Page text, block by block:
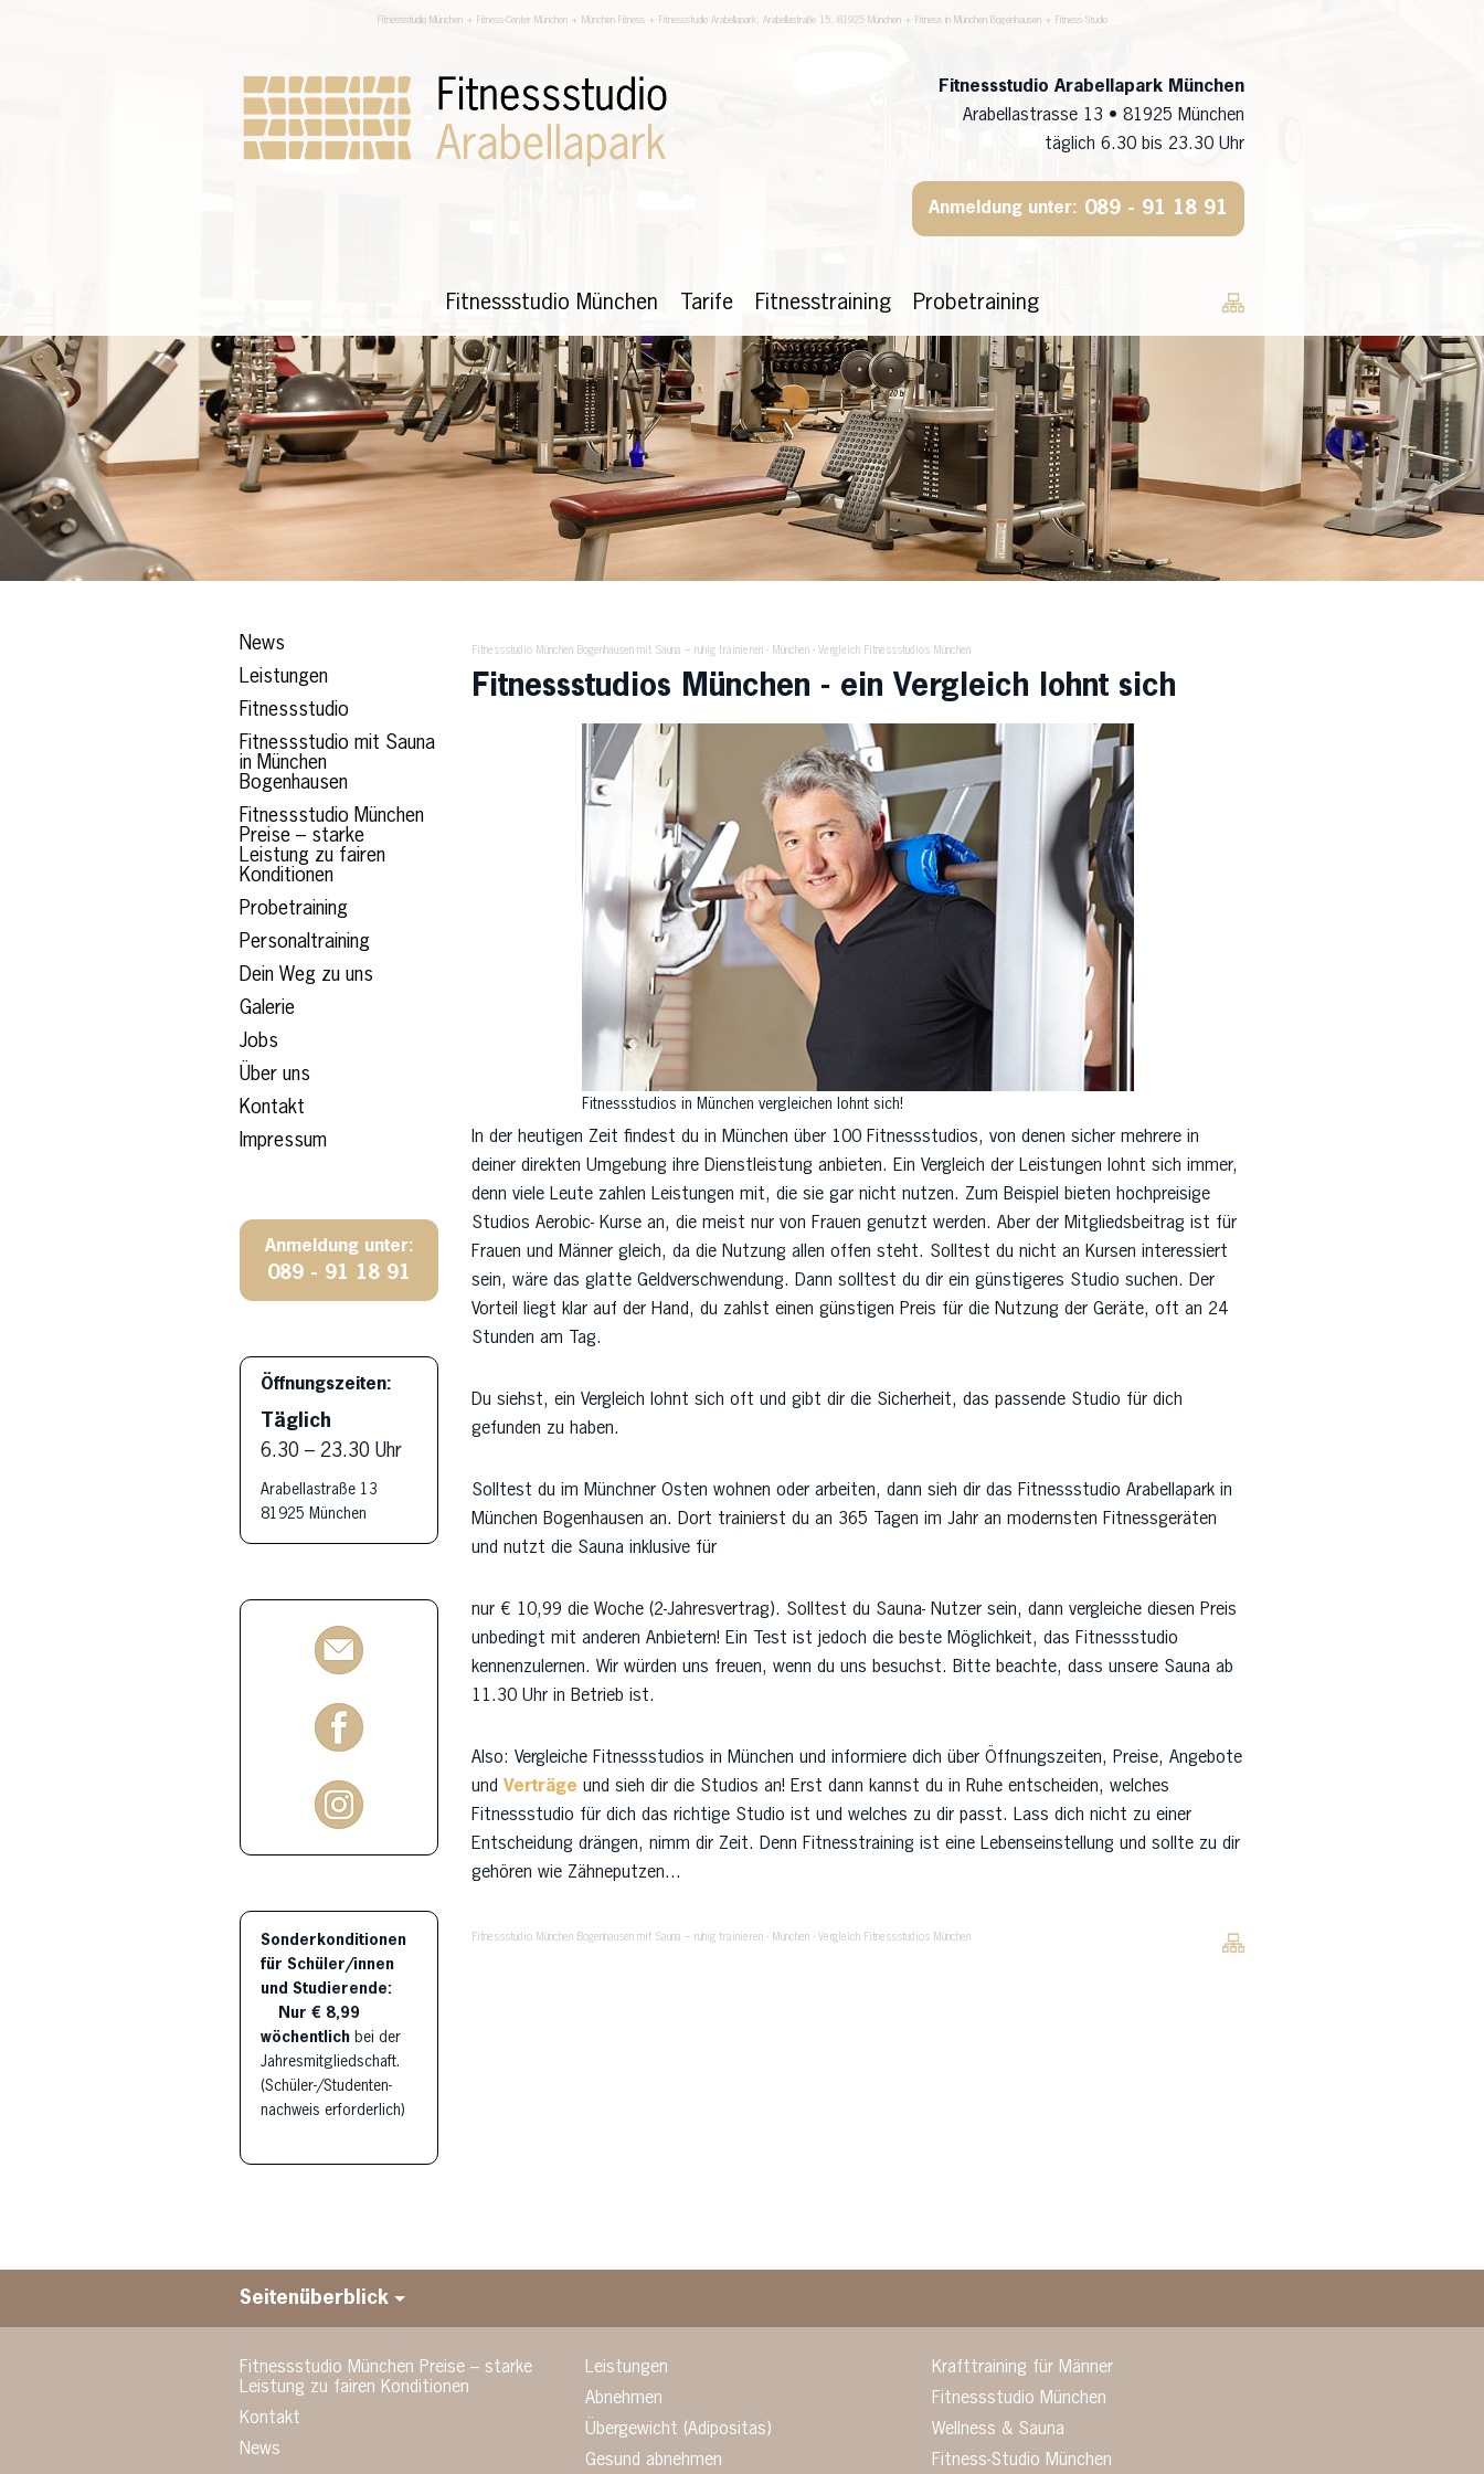
Fitnessstudio München + Fitness-Center München + München Fitness + Fitnessstudio Arabellapark, Arabellastraße 15, 81925 München + Fitness in München Bogenhausen + Fitness-Studio
Fitnessstudio Arabellapark München
Arabellastrasse 13 • 81925 München
täglich 6.30 bis 23.30 Uhr
Anmeldung unter: 089 - 91 18 91
Fitnessstudio München Tarife Fitnesstraining Probetraining
News
Leistungen
Fitnessstudio
Fitnessstudio mit Sauna
in München
Bogenhausen
Fitnessstudio München
Preise – starke
Leistung zu fairen
Konditionen
Probetraining
Personaltraining
Dein Weg zu uns
Galerie
Jobs
Über uns
Kontakt
Impressum
Anmeldung unter:
089 - 91 18 91
Öffnungszeiten:
Täglich
6.30 – 23.30 Uhr
Arabellastraße 13
81925 München
Sonderkonditionen
für Schüler/innen
und Studierende:
Nur € 8,99
wöchentlich bei der
Jahresmitgliedschaft.
(Schüler-/Studenten-
nachweis erforderlich)
Fitnessstudio München Bogenhausen mit Sauna – ruhig trainieren - München - Vergleich Fitnessstudios München
Fitnessstudios München - ein Vergleich lohnt sich
Fitnessstudios in München vergleichen lohnt sich!
In der heutigen Zeit findest du in München über 100 Fitnessstudios, von denen sicher mehrere in
deiner direkten Umgebung ihre Dienstleistung anbieten. Ein Vergleich der Leistungen lohnt sich immer,
denn viele Leute zahlen Leistungen mit, die sie gar nicht nutzen. Zum Beispiel bieten hochpreisige
Studios Aerobic- Kurse an, die meist nur von Frauen genutzt werden. Aber der Mitgliedsbeitrag ist für
Frauen und Männer gleich, da die Nutzung allen offen steht. Solltest du nicht an Kursen interessiert
sein, wäre das glatte Geldverschwendung. Dann solltest du dir ein günstigeres Studio suchen. Der
Vorteil liegt klar auf der Hand, du zahlst einen günstigen Preis für die Nutzung der Geräte, oft an 24
Stunden am Tag.
Du siehst, ein Vergleich lohnt sich oft und gibt dir die Sicherheit, das passende Studio für dich
gefunden zu haben.
Solltest du im Münchner Osten wohnen oder arbeiten, dann sieh dir das Fitnessstudio Arabellapark in
München Bogenhausen an. Dort trainierst du an 365 Tagen im Jahr an modernsten Fitnessgeräten
und nutzt die Sauna inklusive für
nur € 10,99 die Woche (2-Jahresvertrag). Solltest du Sauna- Nutzer sein, dann vergleiche diesen Preis
unbedingt mit anderen Anbietern! Ein Test ist jedoch die beste Möglichkeit, das Fitnessstudio
kennenzulernen. Wir würden uns freuen, wenn du uns besuchst. Bitte beachte, dass unsere Sauna ab
11.30 Uhr in Betrieb ist.
Also: Vergleiche Fitnessstudios in München und informiere dich über Öffnungszeiten, Preise, Angebote
und Verträge und sieh dir die Studios an! Erst dann kannst du in Ruhe entscheiden, welches
Fitnessstudio für dich das richtige Studio ist und welches zu dir passt. Lass dich nicht zu einer
Entscheidung drängen, nimm dir Zeit. Denn Fitnesstraining ist eine Lebenseinstellung und sollte zu dir
gehören wie Zähneputzen...
Fitnessstudio München Bogenhausen mit Sauna – ruhig trainieren - München - Vergleich Fitnessstudios München
Seitenüberblick
Fitnessstudio München Preise – starke
Leistung zu fairen Konditionen
Kontakt
News
Leistungen
Abnehmen
Übergewicht (Adipositas)
Gesund abnehmen
Krafttraining für Männer
Fitnessstudio München
Wellness & Sauna
Fitness-Studio München